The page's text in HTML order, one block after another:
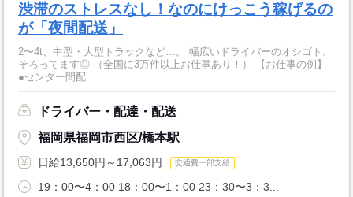
渋滞のストレスなし！なのにけっこう稼げるの
が「夜間配送」
2〜4t、中型・大型トラックなど…。 幅広いドライバーのオシゴト、
そろってます◎ （全国に3万件以上お仕事あり！） 【お仕事の例】
●センター間配...
ドライバー・配達・配送
福岡県福岡市西区/橋本駅
日給13,650円～17,063円 交通費一部支給
19：00〜4：00 18：00〜1：00 23：30〜3：3...